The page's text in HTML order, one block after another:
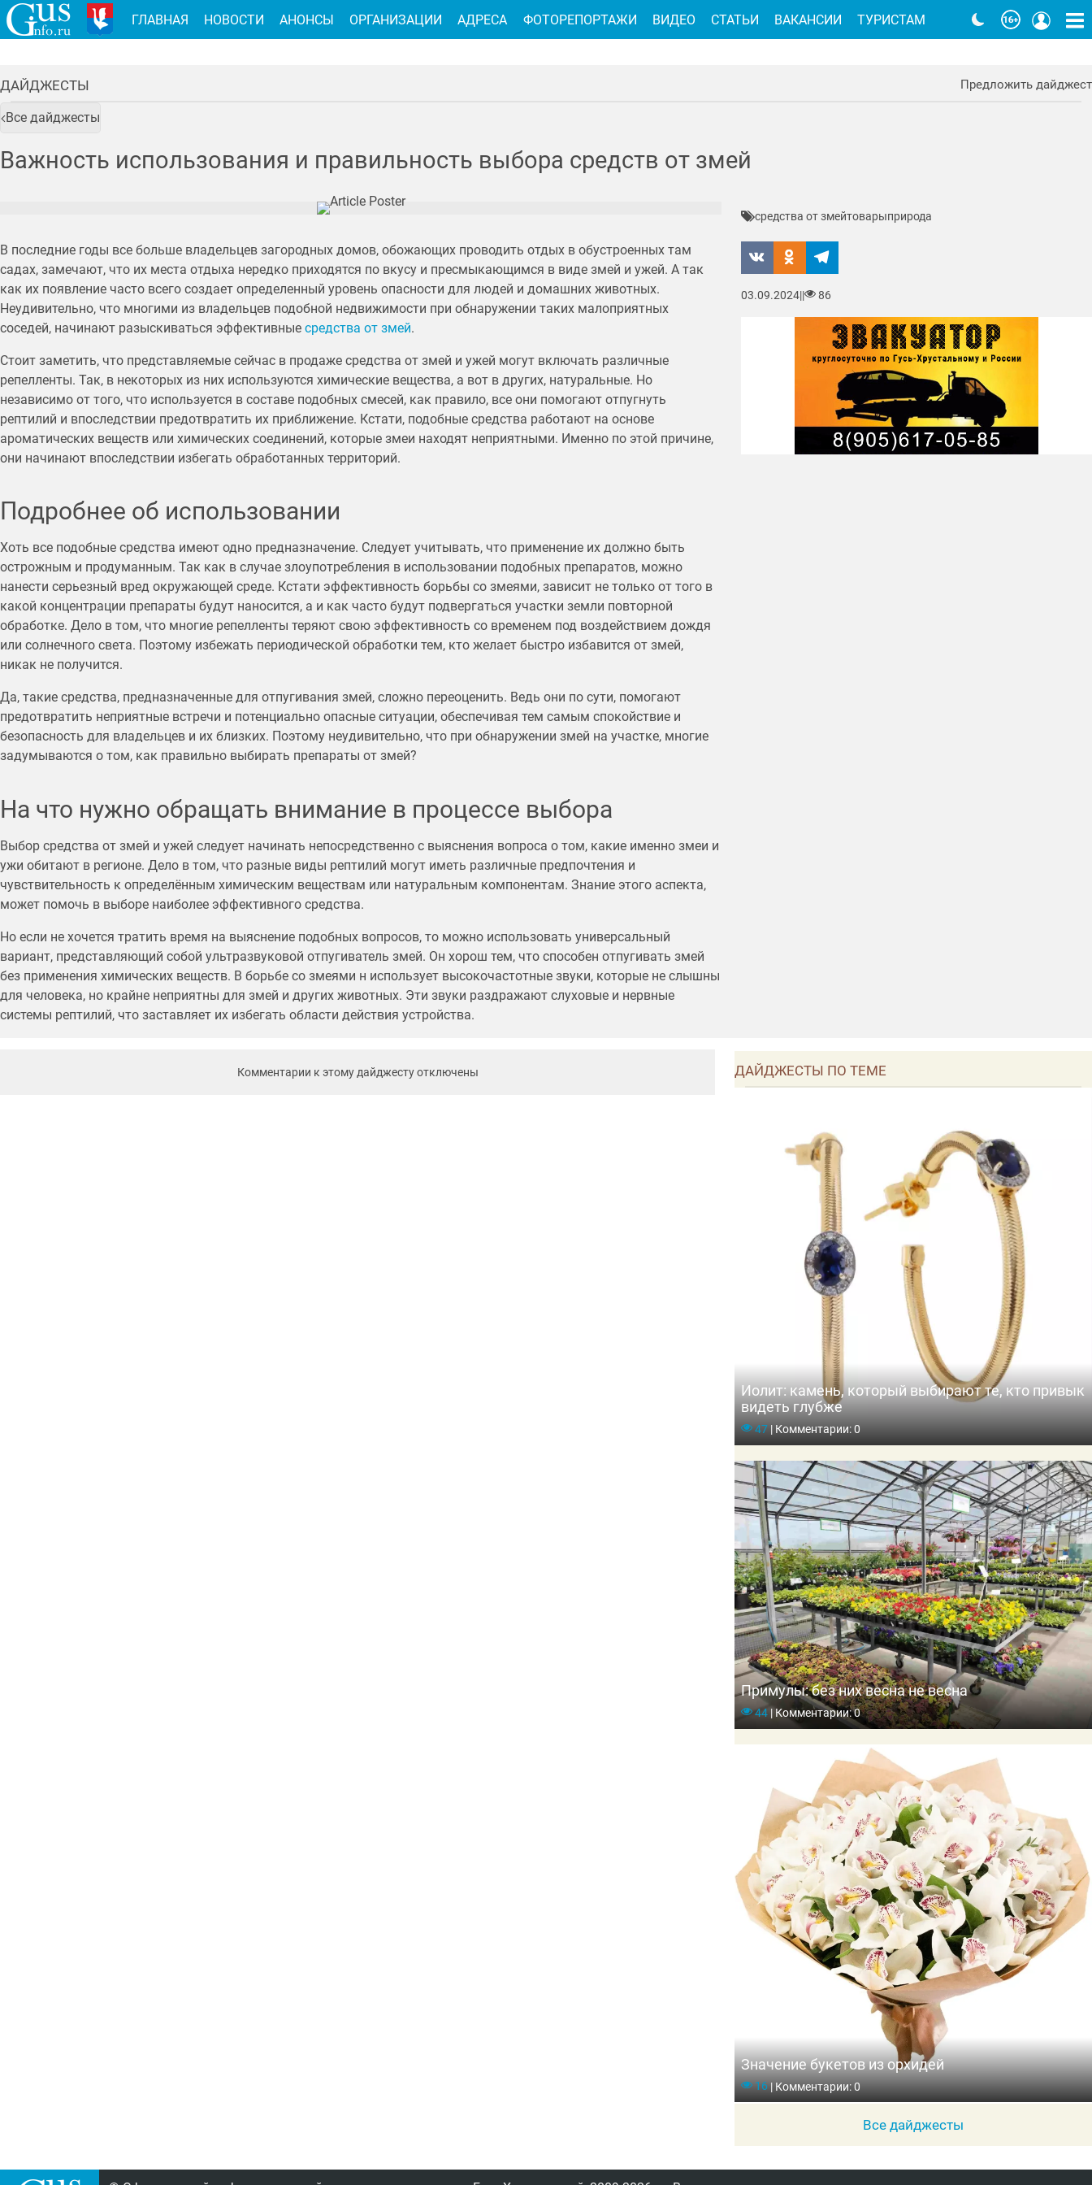
ДАЙДЖЕСТЫ Предложить дайджест
Все дайджесты
Важность использования и правильность выбора средств от змей
В последние годы все больше владельцев загородных домов, обожающих проводить отдых в обустроенных там
садах, замечают, что их места отдыха нередко приходятся по вкусу и пресмыкающимся в виде змей и ужей. А так
как их появление часто всего создает определенный уровень опасности для людей и домашних животных.
Неудивительно, что многими из владельцев подобной недвижимости при обнаружении таких малоприятных
соседей, начинают разыскиваться эффективные средства от змей.
Стоит заметить, что представляемые сейчас в продаже средства от змей и ужей могут включать различные
репелленты. Так, в некоторых из них используются химические вещества, а вот в других, натуральные. Но
независимо от того, что используется в составе подобных смесей, как правило, все они помогают отпугнуть
рептилий и впоследствии предотвратить их приближение. Кстати, подобные средства работают на основе
ароматических веществ или химических соединений, которые змеи находят неприятными. Именно по этой причине,
они начинают впоследствии избегать обработанных территорий.
Подробнее об использовании
Хоть все подобные средства имеют одно предназначение. Следует учитывать, что применение их должно быть
острожным и продуманным. Так как в случае злоупотребления в использовании подобных препаратов, можно
нанести серьезный вред окружающей среде. Кстати эффективность борьбы со змеями, зависит не только от того в
какой концентрации препараты будут наносится, а и как часто будут подвергаться участки земли повторной
обработке. Дело в том, что многие репелленты теряют свою эффективность со временем под воздействием дождя
или солнечного света. Поэтому избежать периодической обработки тем, кто желает быстро избавится от змей,
никак не получится.
Да, такие средства, предназначенные для отпугивания змей, сложно переоценить. Ведь они по сути, помогают
предотвратить неприятные встречи и потенциально опасные ситуации, обеспечивая тем самым спокойствие и
безопасность для владельцев и их близких. Поэтому неудивительно, что при обнаружении змей на участке, многие
задумываются о том, как правильно выбирать препараты от змей?
На что нужно обращать внимание в процессе выбора
Выбор средства от змей и ужей следует начинать непосредственно с выяснения вопроса о том, какие именно змеи и
ужи обитают в регионе. Дело в том, что разные виды рептилий могут иметь различные предпочтения и
чувствительность к определённым химическим веществам или натуральным компонентам. Знание этого аспекта,
может помочь в выборе наиболее эффективного средства.
Но если не хочется тратить время на выяснение подобных вопросов, то можно использовать универсальный
вариант, представляющий собой ультразвуковой отпугиватель змей. Он хорош тем, что способен отпугивать змей
без применения химических веществ. В борьбе со змеями н использует высокочастотные звуки, которые не слышны
для человека, но крайне неприятны для змей и других животных. Эти звуки раздражают слуховые и нервные
системы рептилий, что заставляет их избегать области действия устройства.
средства от змейтоварыприрода
03.09.2024|| 86
Комментарии к этому дайджесту отключены ДАЙДЖЕСТЫ ПО ТЕМЕ
Иолит: камень, который выбирают те, кто привык
видеть глубже
47 |Комментарии: 0
Примулы: без них весна не весна
44 |Комментарии: 0
Значение букетов из орхидей
16|Комментарии: 0
Все дайджесты
ГЛАВНАЯ НОВОСТИ АНОНСЫ ОРГАНИЗАЦИИ АДРЕСА ФОТОРЕПОРТАЖИ ВИДЕО СТАТЬИ ВАКАНСИИ ТУРИСТАМ